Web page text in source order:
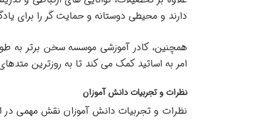
دارند و محیطی دوستانه و حمایت گر را برای
همچنین، کادر آموزشی موسسه سخن برتر به
امر به اساتید کمک می کند تا به روزترین
نظرات و تجربیات دانش آموزان
نظرات و تجربیات دانش آموزان نقش مهمی در